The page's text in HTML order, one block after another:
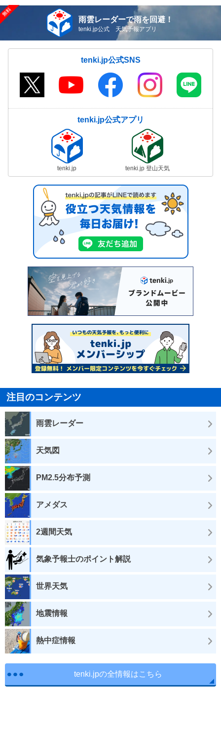
雨雲レーダーで雨を回避！
tenki.jp公式 天気予報アプリ
tenki.jp公式SNS
tenki.jp公式アプリ
tenki.jp tenki.jp 登山天気
注目のコンテンツ
雨雲レーダー
天気図
PM2.5分布予測
アメダス
2週間天気
気象予報士のポイント解説
世界天気
地震情報
熱中症情報
tenki.jpの全情報はこちら